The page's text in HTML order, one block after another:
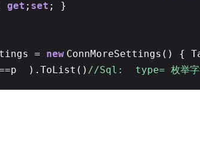
get ; set ; }
= new ConnMoreSettings() {
).ToList() //Sql: type= 枚举字